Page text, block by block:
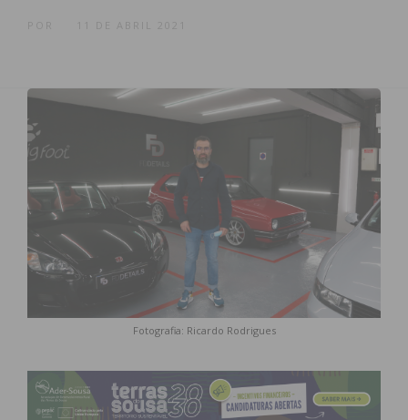
11 DE ABRIL 2021
Fotografia: Ricardo Rodrigues